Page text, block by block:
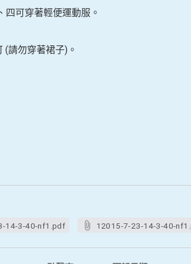
四可穿著輕便運動服。
(請勿穿著裙子) 。
14-3-40-nf1.pdf 12015-7-23-14-3-40-